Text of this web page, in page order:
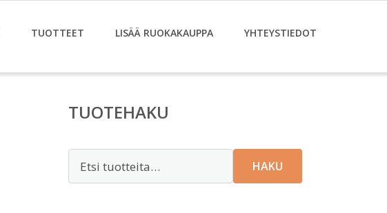
TUOTTEET LISÄÄ RUOKAKAUPPA YHTEYSTIEDOT
TUOTEHAKU
HAKU